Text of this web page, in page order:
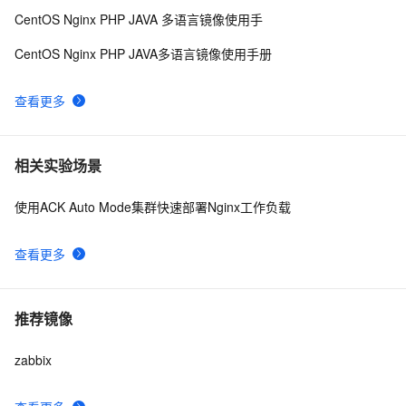
查看更多
CentOS Nginx PHP JAVA 多语言镜像使用手
CentOS Nginx PHP JAVA多语言镜像使用手册
相关实验场景
查看更多
使用ACK Auto Mode集群快速部署Nginx工作负载
推荐镜像
zabbix